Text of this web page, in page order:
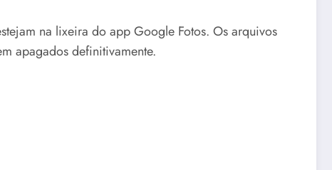
na lixeira do app Google Fotos. Os arquivos
apagados definitivamente.